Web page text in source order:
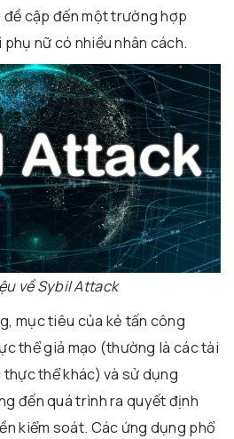
cập đến một trường hợp
nữ có nhiều nhân cách.
về Sybil Attack
mục tiêu của kẻ tấn công
thể giả mạo (thường là các tài
thể khác) và sử dụng
đến quá trình ra quyết định
kiểm soát. Các ứng dụng phổ